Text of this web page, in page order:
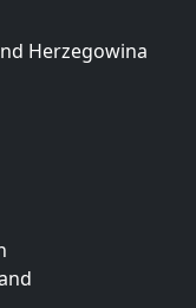
Herzegowina